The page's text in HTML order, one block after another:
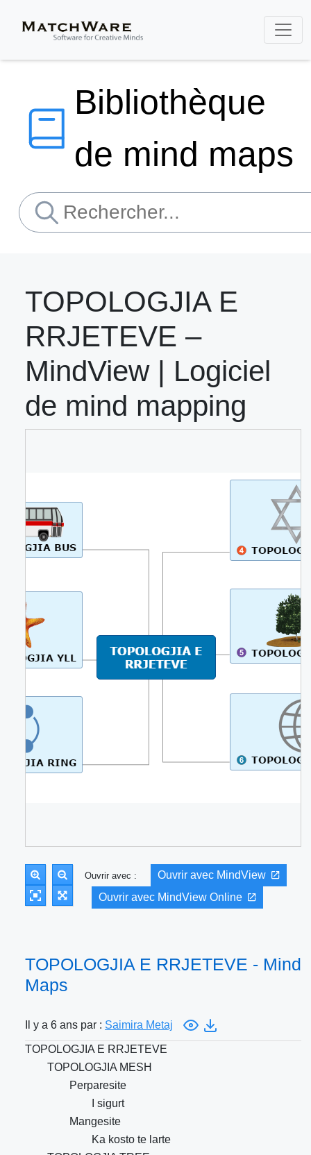
Bibliothèque
de mind maps
TOPOLOGJIA E
RRJETEVE –
MindView | Logiciel
de mind mapping
Ouvrir avec :
Ouvrir avec MindView
Ouvrir avec MindView Online
TOPOLOGJIA E RRJETEVE - Mind
Maps
Il y a 6 ans par : Saimira Metaj
TOPOLOGJIA E RRJETEVE
TOPOLOGJIA MESH
Perparesite
I sigurt
Mangesite
Ka kosto te larte